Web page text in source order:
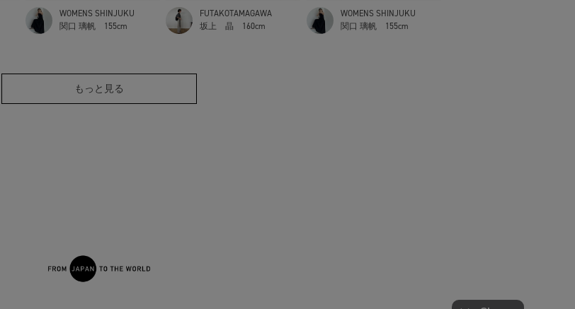
WOMENS SHINJUKU
関口 璃帆
155cm
FUTAKOTAMAGAWA
坂上 晶
160cm
WOMENS SHINJUKU
関口 璃帆
155cm
もっと見る